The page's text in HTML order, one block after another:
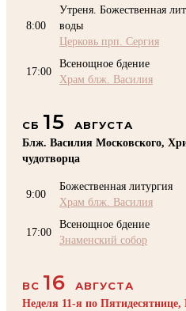
8:00
Утреня. Божественная
воды
Церковь прп. Сергия
17:00
Всенощное бдение
Храм блж. Василия
СБ 15
АВГУСТА
Блж. Василия Московского,
чудотворца
9:00
Божественная литургия
Храм блж. Василия
17:00
Всенощное бдение
Знаменский собор
ВС 16
АВГУСТА
Неделя 11-я по Пятидесятнице,